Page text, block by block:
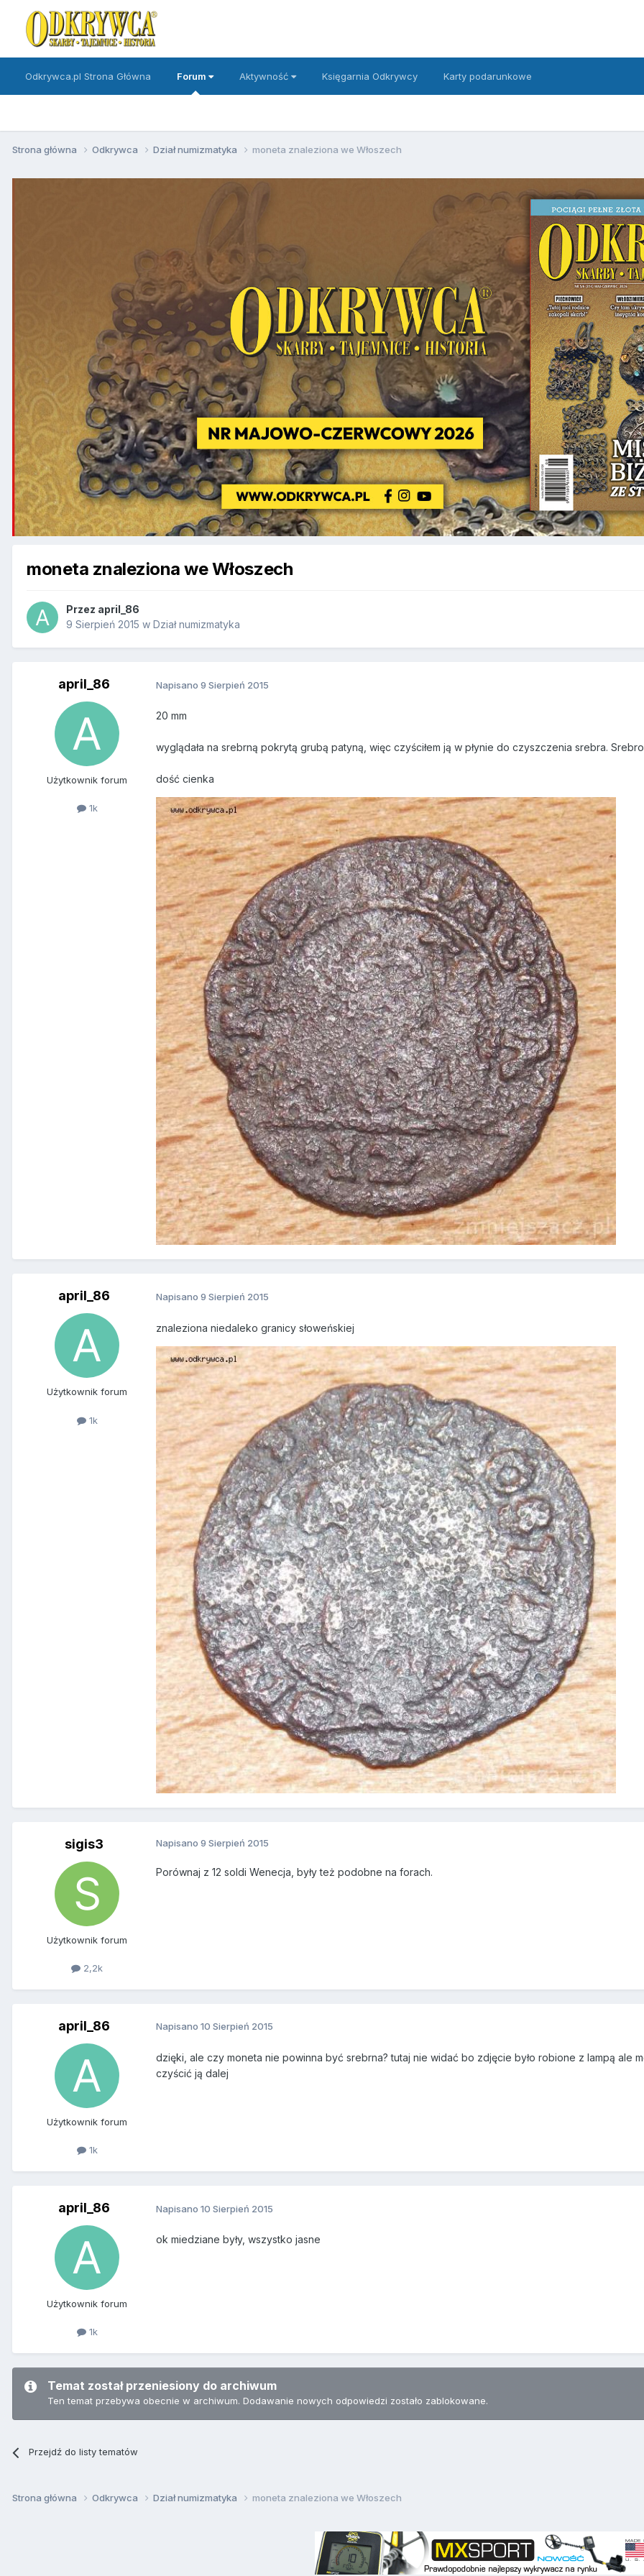
Odkrywca.pl Strona Główna Forum Aktywność Księgarnia Odkrywcy Karty podarunkowe
Strona główna Odkrywca Dział numizmatyka moneta znaleziona we Włoszech
moneta znaleziona we Włoszech
Przez april_86
9 Sierpień 2015 w Dział numizmatyka
april_86
Użytkownik forum
1k
Napisano 9 Sierpień 2015
20 mm
wyglądała na srebrną pokrytą grubą patyną, więc czyściłem ją w płynie do czyszczenia srebra.
dość cienka
april_86
Użytkownik forum
1k
Napisano 9 Sierpień 2015
znaleziona niedaleko granicy słoweńskiej
sigis3
Użytkownik forum
2,2k
Napisano 9 Sierpień 2015
Porównaj z 12 soldi Wenecja, były też podobne na forach.
april_86
Użytkownik forum
1k
Napisano 10 Sierpień 2015
dzięki, ale czy moneta nie powinna być srebrna? tutaj nie widać bo zdjęcie było robione z lampą ale
czyścić ją dalej
april_86
Użytkownik forum
1k
Napisano 10 Sierpień 2015
ok miedziane były, wszystko jasne
Temat został przeniesiony do archiwum
Ten temat przebywa obecnie w archiwum. Dodawanie nowych odpowiedzi zostało zablokowane.
Przejdź do listy tematów
Strona główna Odkrywca Dział numizmatyka moneta znaleziona we Włoszech